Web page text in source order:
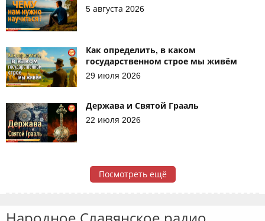
5 августа 2026
Как определить, в каком
государственном строе мы живём
29 июля 2026
Держава и Святой Грааль
22 июля 2026
Посмотреть ещё